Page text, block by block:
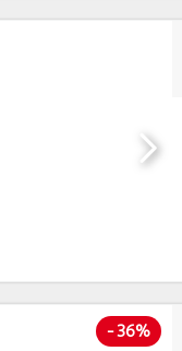
-36%